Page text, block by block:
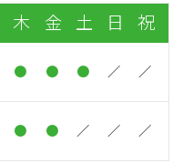
木 金 土 日 祝
● ● ● ／ ／
● ● ／ ／ ／